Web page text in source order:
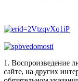
1. Воспроизведение
сайте, на других